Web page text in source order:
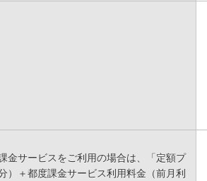
金サービスをご利用の場合は、「定額プ
）＋都度課金サービス利用料金（前月利